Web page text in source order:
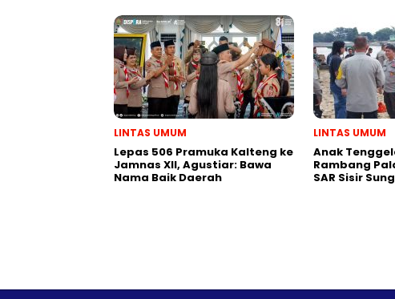
LINTAS UMUM
Lepas 506 Pramuka Kalteng ke
Jamnas XII, Agustiar: Bawa
Nama Baik Daerah
LINTAS UMUM
Anak
Rambang
SAR Sisir